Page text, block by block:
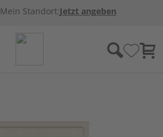
Mein Standort:Jetzt angeben